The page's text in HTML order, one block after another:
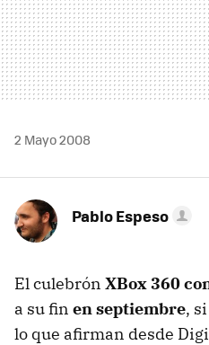
2 Mayo 2008
Pablo Espeso
El culebrón XBox 360
a su fin en septiembre,
lo que afirman desde